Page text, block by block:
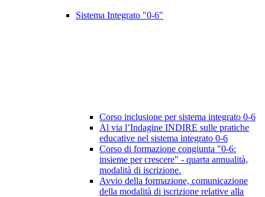
Sistema Integrato "0-6"
Corso inclusione per sistema integrato 0-6
Al via l’Indagine INDIRE sulle pratiche
educative nel sistema integrato 0-6
Corso di formazione congiunta "0-6:
insieme per crescere" - quarta annualità,
modalità di iscrizione.
Avvio della formazione, comunicazione
della modalità di iscrizione relative alla